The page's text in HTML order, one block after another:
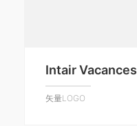
Intair Vacances
矢量LOGO